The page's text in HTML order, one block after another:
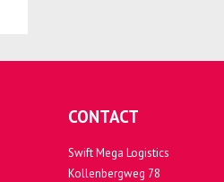
CONTACT
Swift Mega Logistics
Kollenbergweg 78